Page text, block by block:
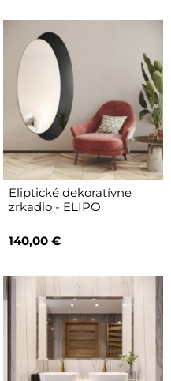
Eliptické dekoratívne
zrkadlo - ELIPO
140,00 €